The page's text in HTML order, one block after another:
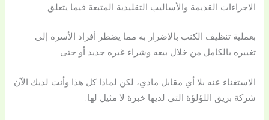
الاجراءات القديمة والأساليب التقليدية المتبعة فيما يتعلق
بعملية تنظيف الكنب بالإضرار به مما يضطر أفراد الأسرة إلى
تغييره بالكامل من خلال بيعه وشراء غيره جديد أو حتى
الاستغناء عنه بلا أي مقابل مادي، لكن لماذا كل هذا وأنت لديك الآن
شركة بريق اللؤلؤة التي لديها خبرة لا مثيل لها.